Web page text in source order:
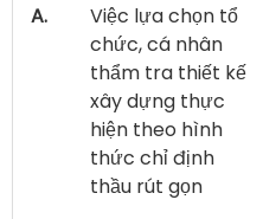
A.
Việc lựa chọn tổ
chức, cá nhân
thẩm tra thiết kế
xây dựng thực
hiện theo hình
thức chỉ định
thầu rút gọn